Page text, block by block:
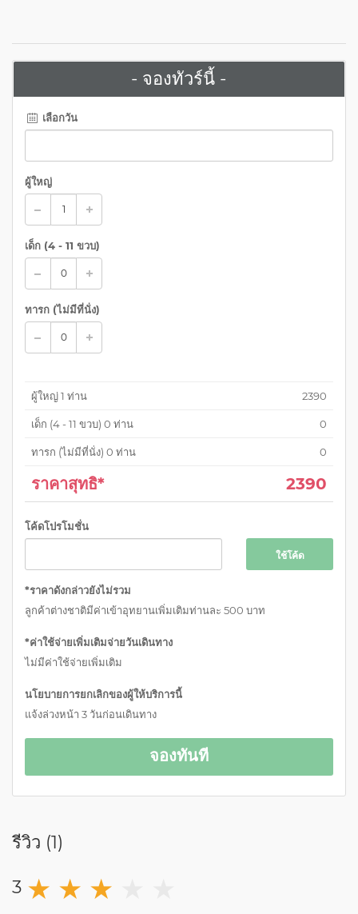
- จองทัวร์นี้ -
เลือกวัน
ผู้ใหญ่
เด็ก (4 - 11 ขวบ)
ทารก (ไม่มีที่นั่ง)
ผู้ใหญ่1 ท่าน 2390
เด็ก (4 - 11 ขวบ) 0 ท่าน 0
ทารก (ไม่มีที่นั่ง) 0 ท่าน 0
ราคาสุทธิ* 2390
โค้ดโปรโมชั่น
ใช้โค้ด
*ราคาดังกล่าวยังไม่รวม
ลูกค้าต่างชาติมีค่าเข้าอุทยานเพิ่มเติมท่านละ 500 บาท
*ค่าใช้จ่ายเพิ่มเติมจ่ายวันเดินทาง
ไม่มีค่าใช้จ่ายเพิ่มเติม
นโยบายการยกเลิกของผู้ให้บริการนี้
แจ้งล่วงหน้า 3 วันก่อนเดินทาง
จองทันที
รีวิว (1)
3 ★ ★ ★